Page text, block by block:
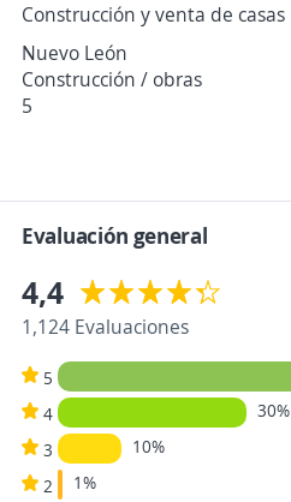
Construcción y venta de casas
Nuevo León
Construcción / obras
5
Evaluación general
4,4
1,124 Evaluaciones
5
4
30%
3
10%
2
1%